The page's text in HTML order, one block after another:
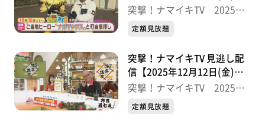
送分】
突撃！ナマイキTV 2025後
半
定額見放題
突撃！ナマイキTV 見逃し配
信【2025年12月12日(金)放
送分】
突撃！ナマイキTV 2025後
半
定額見放題